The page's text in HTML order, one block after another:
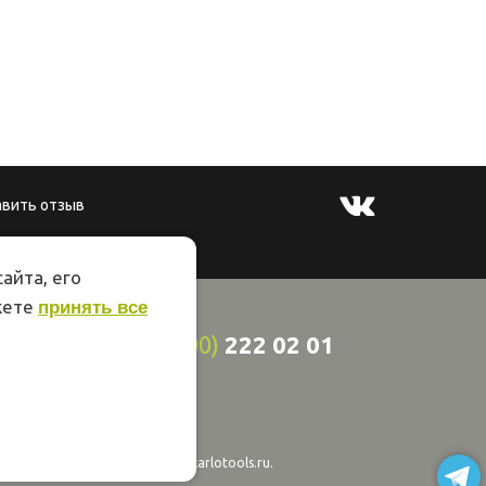
отзыв
(800) 222 02 01
интернет-магазин papakarlotools.ru.
его
принять все